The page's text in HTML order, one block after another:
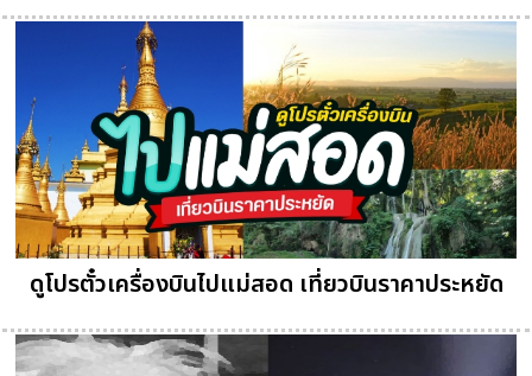
ดูโปรตั๋วเครื่องบินไปแม่สอด เที่ยวบินราคาประหยัด